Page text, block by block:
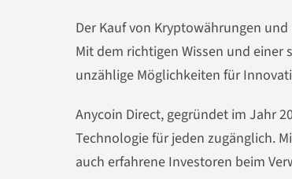
Der Kauf von Kryptowährungen
Mit dem richtigen Wissen und
unzählige Möglichkeiten für
Anycoin Direct, gegründet im Jahr
Technologie für jeden zugänglich.
auch erfahrene Investoren beim